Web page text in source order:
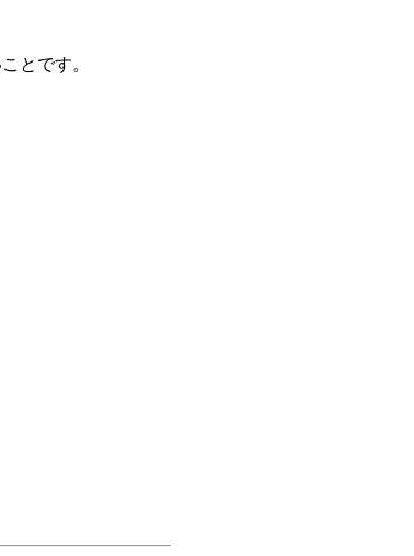
とです。